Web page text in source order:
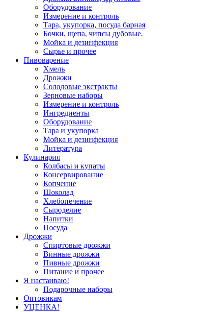
Оборудование
Измерение и контроль
Тара, укупорка, посуда барная
Бочки, щепа, чипсы дубовые.
Мойка и дезинфекция
Сырье и прочее
Пивоварение
Хмель
Дрожжи
Солодовые экстракты
Зерновые наборы
Измерение и контроль
Ингредиенты
Оборудование
Тара и укупорка
Мойка и дезинфекция
Литература
Кулинария
Колбасы и купаты
Консервирование
Копчение
Шоколад
Хлебопечение
Сыроделие
Напитки
Посуда
Дрожжи
Спиртовые дрожжи
Винные дрожжи
Пивные дрожжи
Питание и прочее
Я настаиваю!
Подарочные наборы
Оптовикам
УЦЕНКА!